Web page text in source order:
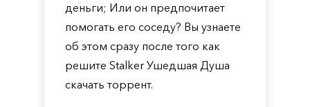
деньги; Или он предпочитает
помогать его соседу? Вы узнаете
об этом сразу после того как
решите Stalker Ушедшая Душа
скачать торрент.